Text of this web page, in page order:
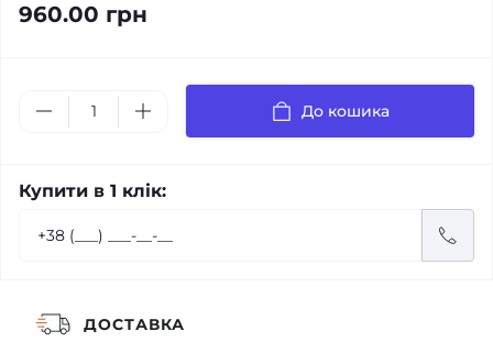
960.00 грн
До кошика
Купити в 1 клік:
ДОСТАВКА